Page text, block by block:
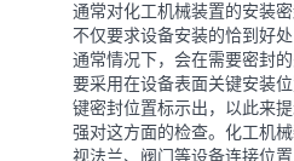
通常对化工机械装置的安装
不仅要求设备安装的恰到好
通常情况下，会在需要密封
要采用在设备表面关键安装
键密封位置标示出，以此来
强对这方面的检查。化工机
视法兰、阀门等设备连接位